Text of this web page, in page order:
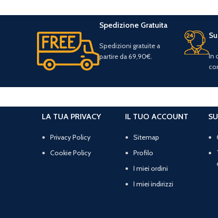
Spedizione Gratuita
Spedizioni gratuite a
partire da 69,90€.
In
LA TUA PRIVACY
Privacy Policy
Cookie Policy
IL TUO ACCOUNT
Sitemap
Profilo
I miei ordini
I miei indirizzi